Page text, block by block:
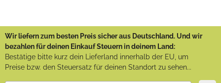
Wir liefern zum besten Preis sicher aus Deutschland. Und wir
bezahlen für deinen Einkauf Steuern in deinem Land:
Bestätige bitte kurz dein Lieferland innerhalb der EU, um
Preise bzw. den Steuersatz für deinen Standort zu sehen...